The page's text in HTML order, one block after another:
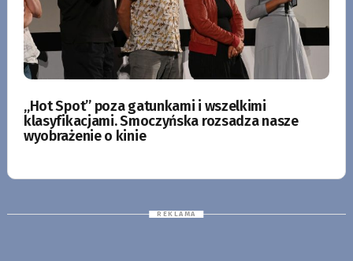
„Hot Spot” poza gatunkami i wszelkimi
klasyfikacjami. Smoczyńska rozsadza nasze
wyobrażenie o kinie